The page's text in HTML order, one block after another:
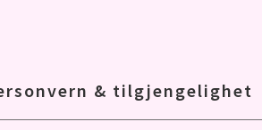
& tilgjengelighet